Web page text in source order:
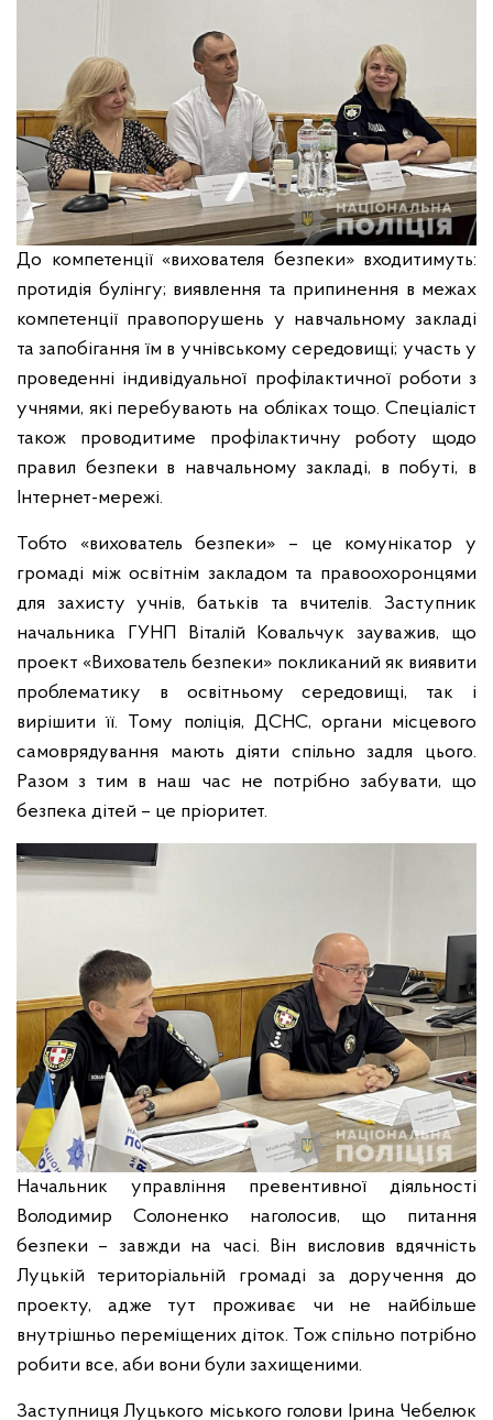
До компетенції «вихователя безпеки» входитимуть:
протидія булінгу; виявлення та припинення в межах
компетенції правопорушень у навчальному закладі
та запобігання їм в учнівському середовищі; участь у
проведенні індивідуальної профілактичної роботи з
учнями, які перебувають на обліках тощо. Спеціаліст
також проводитиме профілактичну роботу щодо
правил безпеки в навчальному закладі, в побуті, в
Інтернет-мережі.
Тобто «вихователь безпеки» – це комунікатор у
громаді між освітнім закладом та правоохоронцями
для захисту учнів, батьків та вчителів. Заступник
начальника ГУНП Віталій Ковальчук зауважив, що
проект «Вихователь безпеки» покликаний як виявити
проблематику в освітньому середовищі, так і
вирішити її. Тому поліція, ДСНС, органи місцевого
самоврядування мають діяти спільно задля цього.
Разом з тим в наш час не потрібно забувати, що
безпека дітей – це пріоритет.
Начальник управління превентивної діяльності
Володимир Солоненко наголосив, що питання
безпеки – завжди на часі. Він висловив вдячність
Луцькій територіальній громаді за доручення до
проекту, адже тут проживає чи не найбільше
внутрішньо переміщених діток. Тож спільно потрібно
робити все, аби вони були захищеними.
Заступниця Луцького міського голови Ірина Чебелюк